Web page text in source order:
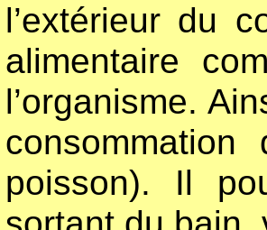
l’extérieur du
alimentaire
l’organisme.
consommation
poisson). Il